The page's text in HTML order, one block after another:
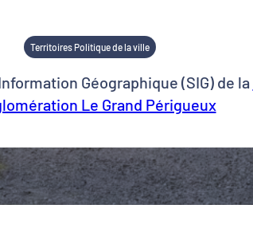
Territoires Politique de la ville
Géographique (SIG) de la
Le Grand Périgueux